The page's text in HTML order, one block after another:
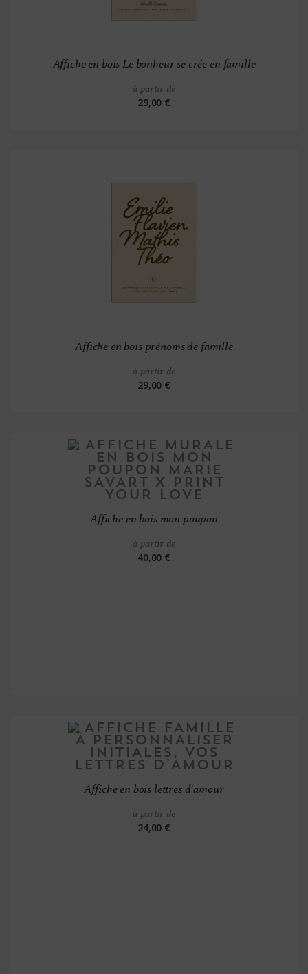
Affiche en bois Le bonheur se crée en famille
à partir de
29,00 €
Affiche en bois prénoms de famille
à partir de
29,00 €
Affiche en bois mon poupon
à partir de
40,00 €
Affiche en bois lettres d'amour
à partir de
24,00 €